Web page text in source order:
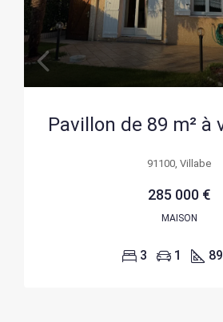
91100, Villabe
285 000 €
MAISON
3 1 89